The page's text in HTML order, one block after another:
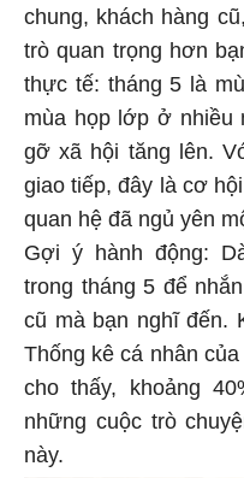
chung, khách hàng
trò quan trọng hơn
thực tế: tháng 5 là
mùa họp lớp ở nhiều
gỡ xã hội tăng lên.
giao tiếp, đây là cơ
quan hệ đã ngủ yên
Gợi ý hành động:
trong tháng 5 để
cũ mà bạn nghĩ đến.
Thống kê cá nhân
cho thấy, khoảng
những cuộc trò
này.